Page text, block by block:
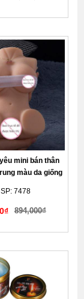
mini bán thân
màu da giống
7478
894,000₫